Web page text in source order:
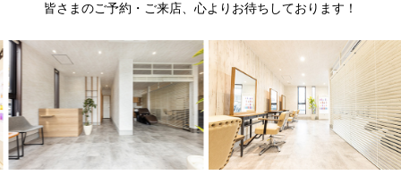
皆さまのご予約・ご来店、心よりお待ちしております！